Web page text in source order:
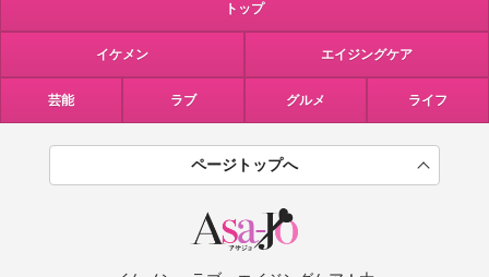
トップ
イケメン エイジングケア
芸能 ラブ グルメ ライフ
ページトップへ